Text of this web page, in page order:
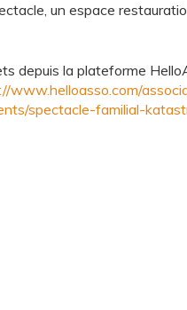
un espace
depuis la plateforme
www.helloasso.com/
spectacle-familial-